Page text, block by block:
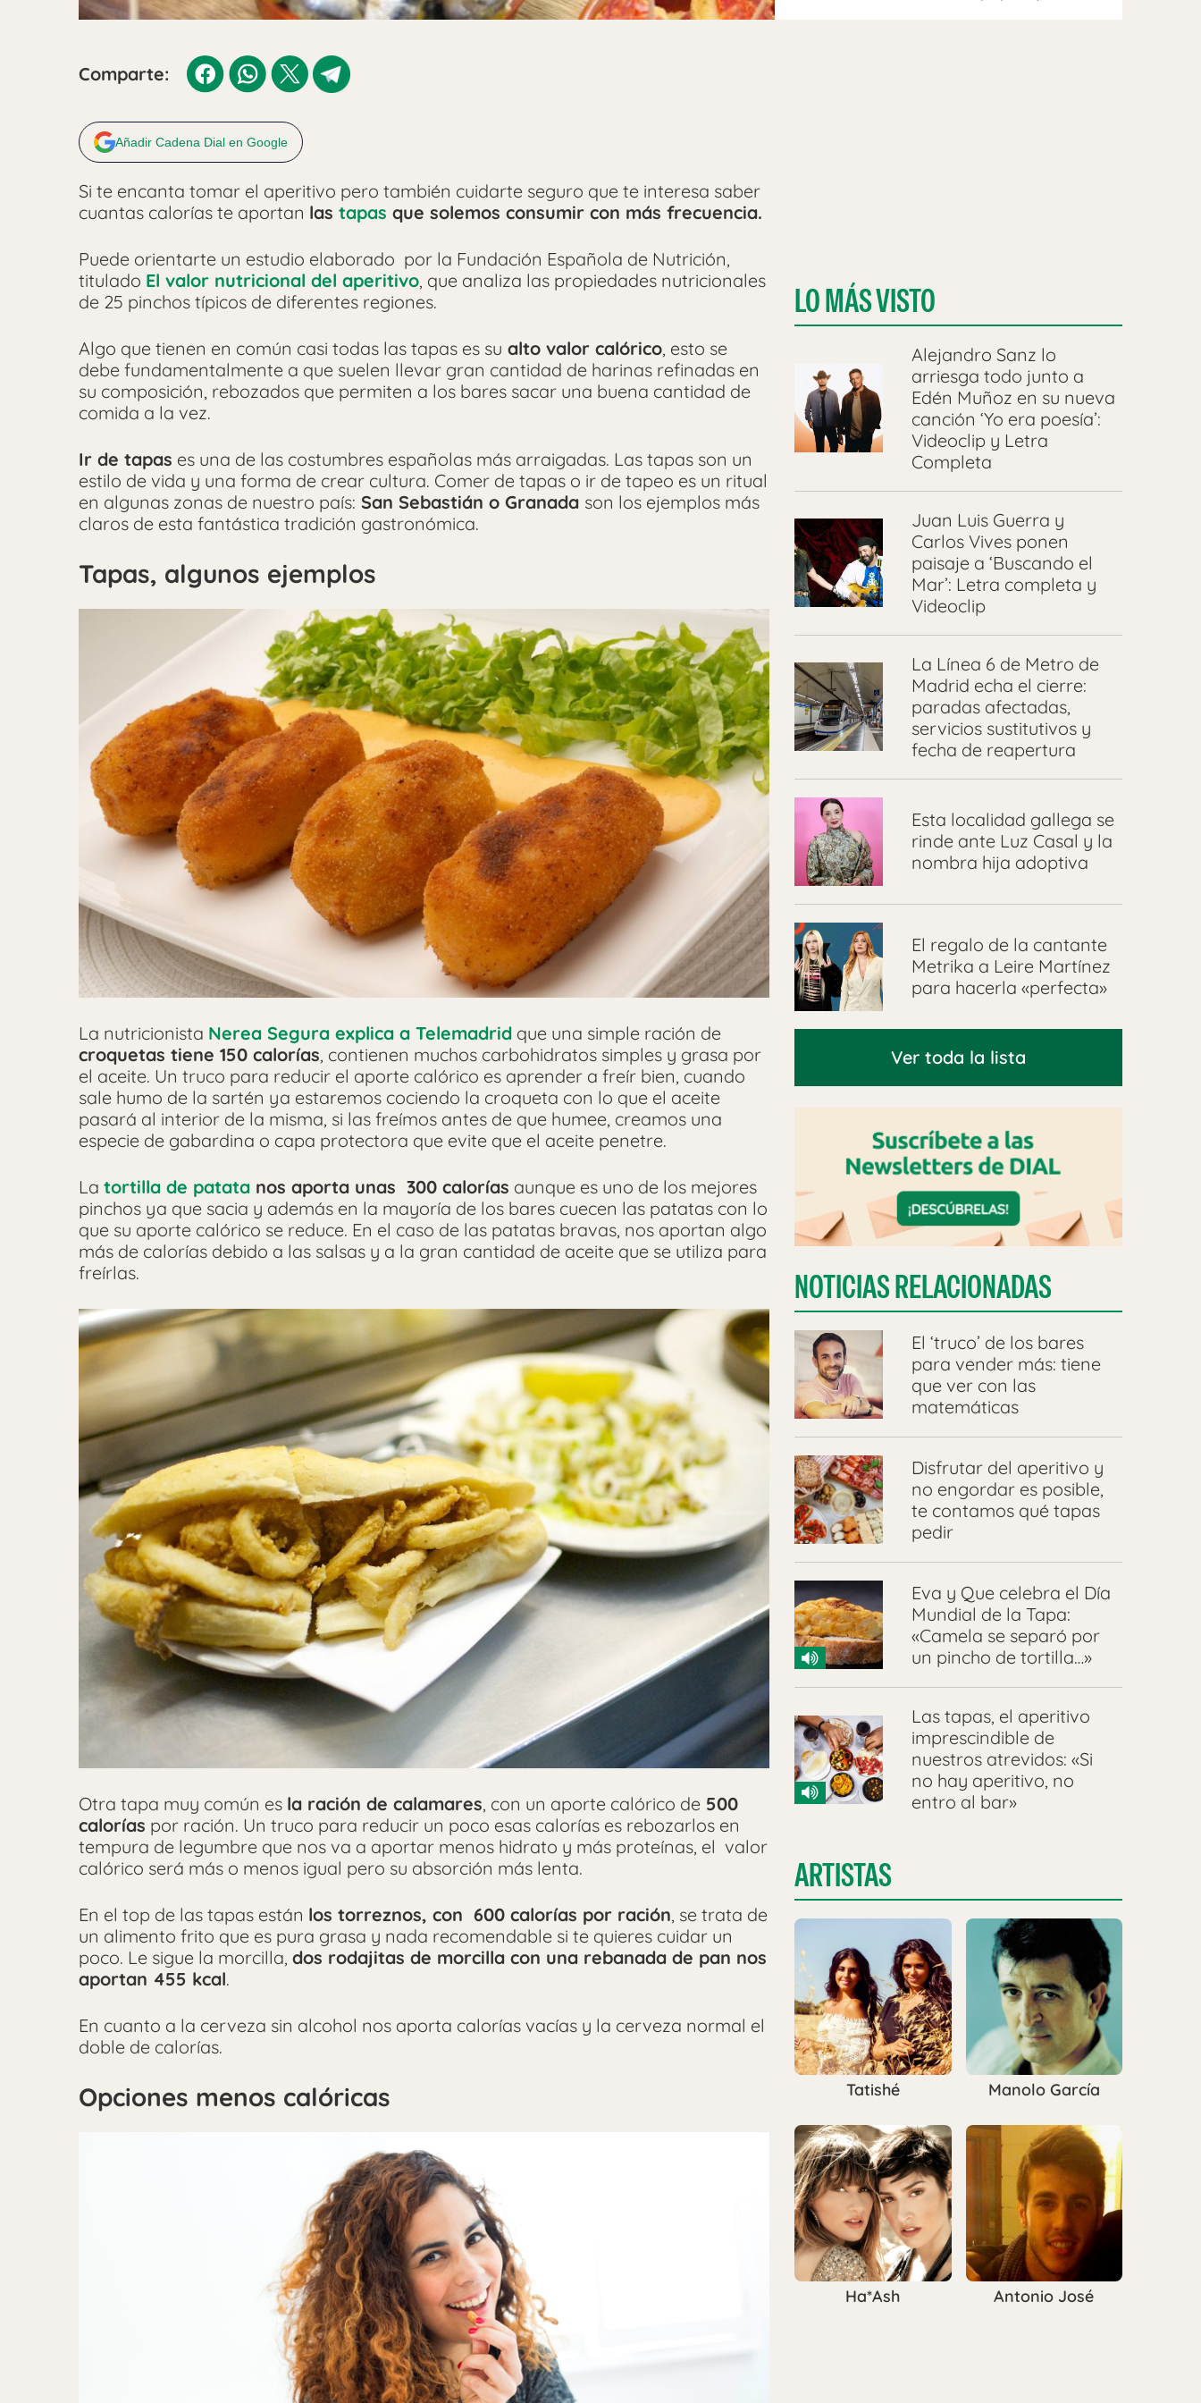
Comparte:
Añadir Cadena Dial en Google
Si te encanta tomar el aperitivo pero también cuidarte seguro que te interesa saber
cuantas calorías te aportan las tapas que solemos consumir con más frecuencia.
Puede orientarte un estudio elaborado por la Fundación Española de Nutrición,
titulado El valor nutricional del aperitivo, que analiza las propiedades nutricionales
de 25 pinchos típicos de diferentes regiones.
Algo que tienen en común casi todas las tapas es su alto valor calórico, esto se
debe fundamentalmente a que suelen llevar gran cantidad de harinas refinadas en
su composición, rebozados que permiten a los bares sacar una buena cantidad de
comida a la vez.
Ir de tapas es una de las costumbres españolas más arraigadas. Las tapas son un
estilo de vida y una forma de crear cultura. Comer de tapas o ir de tapeo es un ritual
en algunas zonas de nuestro país: San Sebastián o Granada son los ejemplos más
claros de esta fantástica tradición gastronómica.
Tapas, algunos ejemplos
La nutricionista Nerea Segura explica a Telemadrid que una simple ración de
croquetas tiene 150 calorías, contienen muchos carbohidratos simples y grasa por
el aceite. Un truco para reducir el aporte calórico es aprender a freír bien, cuando
sale humo de la sartén ya estaremos cociendo la croqueta con lo que el aceite
pasará al interior de la misma, si las freímos antes de que humee, creamos una
especie de gabardina o capa protectora que evite que el aceite penetre.
La tortilla de patata nos aporta unas 300 calorías aunque es uno de los mejores
pinchos ya que sacia y además en la mayoría de los bares cuecen las patatas con lo
que su aporte calórico se reduce. En el caso de las patatas bravas, nos aportan algo
más de calorías debido a las salsas y a la gran cantidad de aceite que se utiliza para
freírlas.
Otra tapa muy común es la ración de calamares, con un aporte calórico de 500
calorías por ración. Un truco para reducir un poco esas calorías es rebozarlos en
tempura de legumbre que nos va a aportar menos hidrato y más proteínas, el valor
calórico será más o menos igual pero su absorción más lenta.
En el top de las tapas están los torreznos, con 600 calorías por ración, se trata de
un alimento frito que es pura grasa y nada recomendable si te quieres cuidar un
poco. Le sigue la morcilla, dos rodajitas de morcilla con una rebanada de pan nos
aportan 455 kcal.
En cuanto a la cerveza sin alcohol nos aporta calorías vacías y la cerveza normal el
doble de calorías.
Opciones menos calóricas
LO MÁS VISTO
Alejandro Sanz lo
arriesga todo junto a
Edén Muñoz en su nueva
canción ‘Yo era poesía’:
Videoclip y Letra
Completa
Juan Luis Guerra y
Carlos Vives ponen
paisaje a ‘Buscando el
Mar’: Letra completa y
Videoclip
La Línea 6 de Metro de
Madrid echa el cierre:
paradas afectadas,
servicios sustitutivos y
fecha de reapertura
Esta localidad gallega se
rinde ante Luz Casal y la
nombra hija adoptiva
El regalo de la cantante
Metrika a Leire Martínez
para hacerla «perfecta»
Ver toda la lista
NOTICIAS RELACIONADAS
El ‘truco’ de los bares
para vender más: tiene
que ver con las
matemáticas
Disfrutar del aperitivo y
no engordar es posible,
te contamos qué tapas
pedir
Eva y Que celebra el Día
Mundial de la Tapa:
«Camela se separó por
un pincho de tortilla…»
Las tapas, el aperitivo
imprescindible de
nuestros atrevidos: «Si
no hay aperitivo, no
entro al bar»
ARTISTAS
Tatishé Manolo García
Ha*Ash Antonio José